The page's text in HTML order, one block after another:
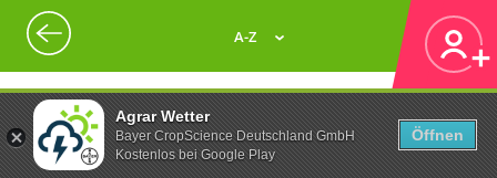
Agrar Wetter
Bayer CropScience Deutschland GmbH
Kostenlos bei Google Play
Öffnen
A-Z